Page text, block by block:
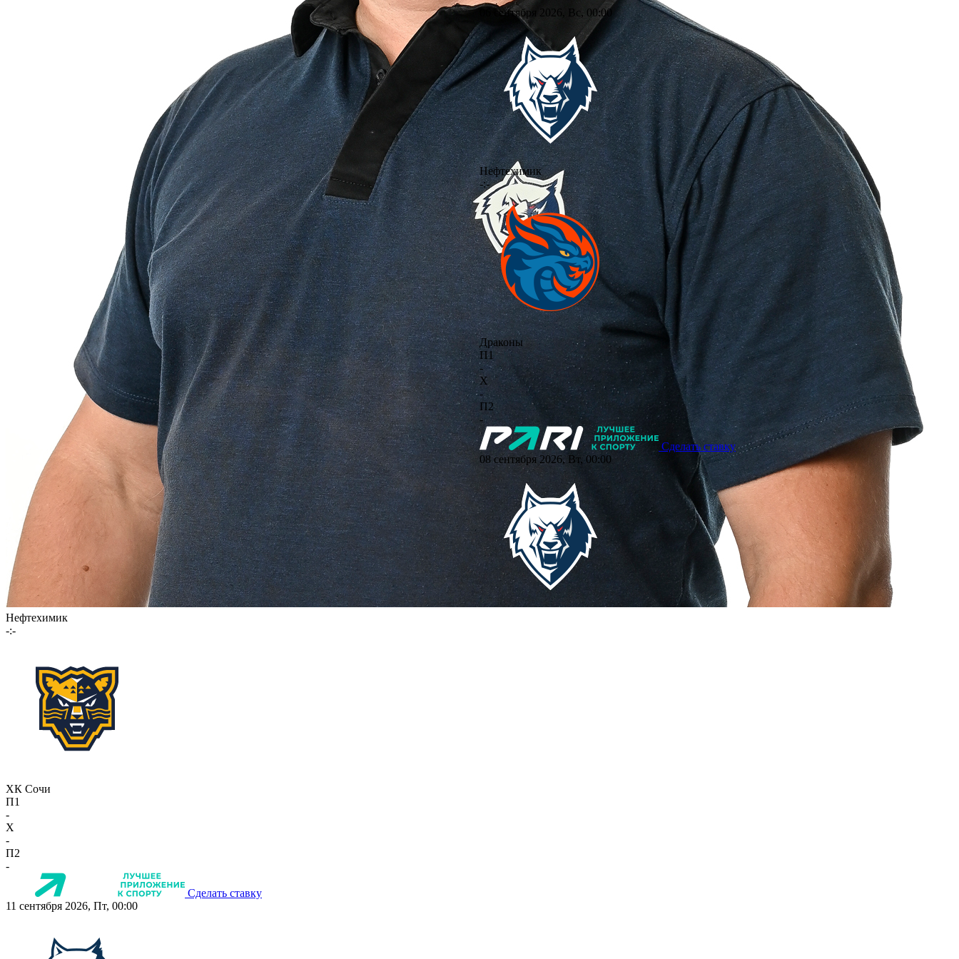
06 сентября 2026, Вс, 00:00
Нефтехимик
-:-
Драконы
П1
-
X
-
П2
-
Сделать ставку
08 сентября 2026, Вт, 00:00
Нефтехимик
-:-
ХК Сочи
П1
-
X
-
П2
-
Сделать ставку
11 сентября 2026, Пт, 00:00